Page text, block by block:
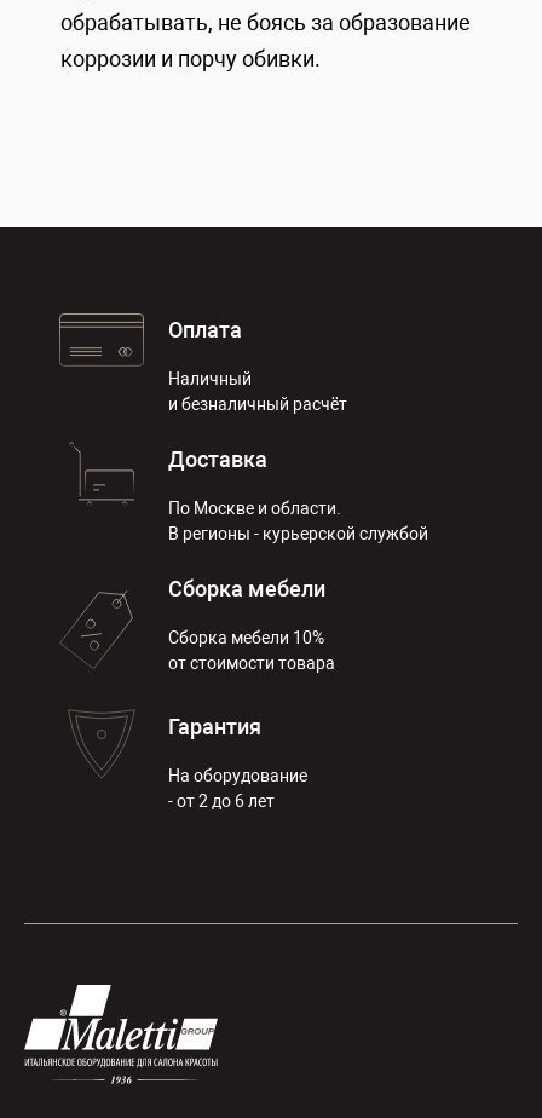
обрабатывать, не боясь за образование
коррозии и порчу обивки.
Оплата
Наличный
и безналичный расчёт
Доставка
По Москве и области.
В регионы - курьерской службой
Сборка мебели
Сборка мебели 10%
от стоимости товара
Гарантия
На оборудование
- от 2 до 6 лет